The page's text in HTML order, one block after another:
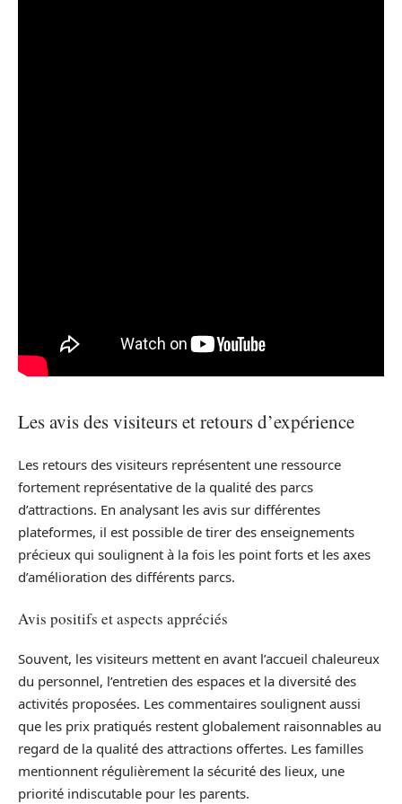
Les avis des visiteurs et retours d’expérience
Les retours des visiteurs représentent une ressource
fortement représentative de la qualité des parcs
d’attractions. En analysant les avis sur différentes
plateformes, il est possible de tirer des enseignements
précieux qui soulignent à la fois les point forts et les axes
d’amélioration des différents parcs.
Avis positifs et aspects appréciés
Souvent, les visiteurs mettent en avant l’accueil chaleureux
du personnel, l’entretien des espaces et la diversité des
activités proposées. Les commentaires soulignent aussi
que les prix pratiqués restent globalement raisonnables au
regard de la qualité des attractions offertes. Les familles
mentionnent régulièrement la sécurité des lieux, une
priorité indiscutable pour les parents.